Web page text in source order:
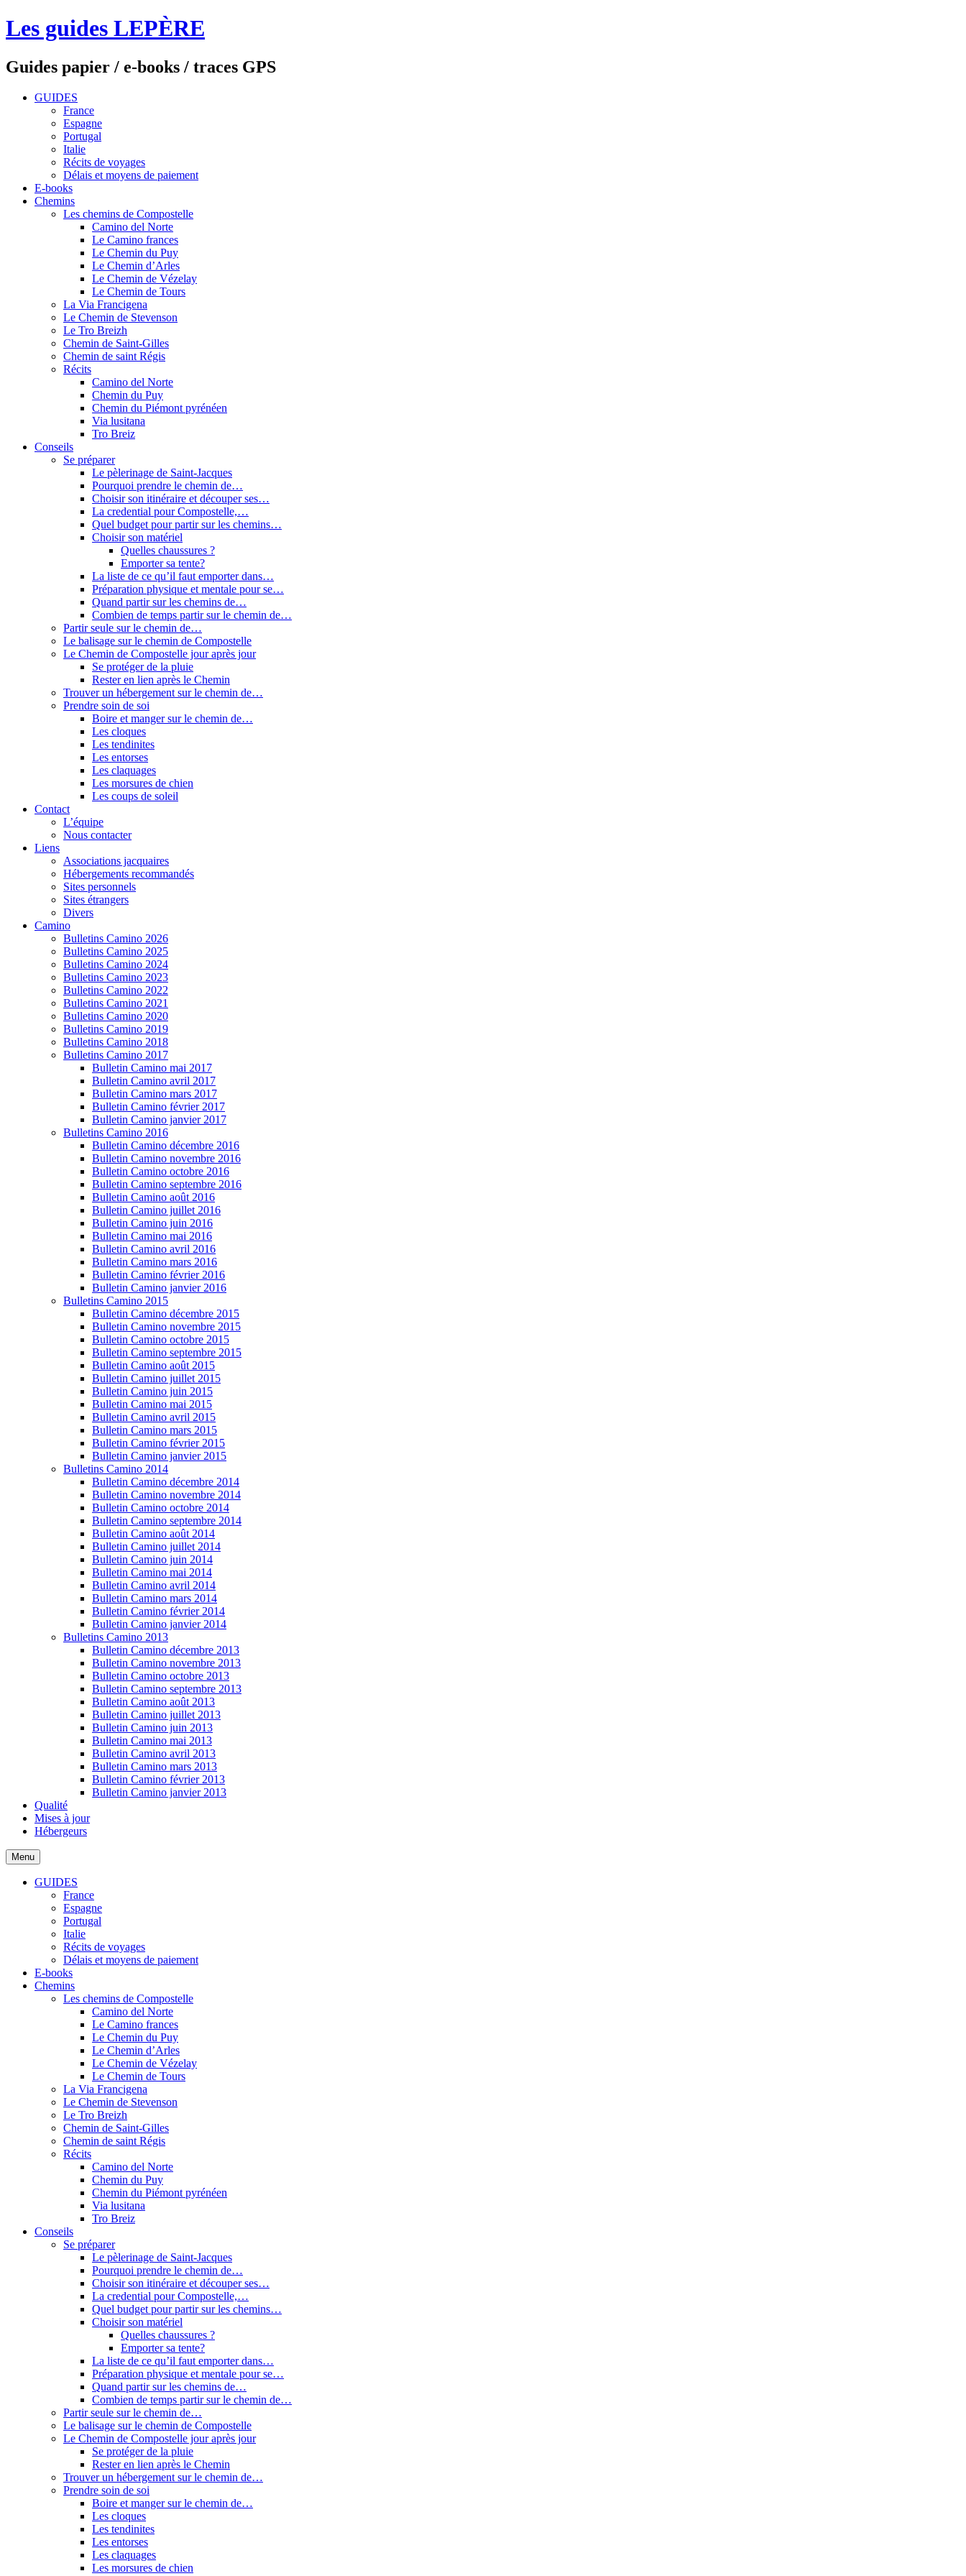
Les guides LEPÈRE
Guides papier / e-books / traces GPS
GUIDES
France
Espagne
Portugal
Italie
Récits de voyages
Délais et moyens de paiement
E-books
Chemins
Les chemins de Compostelle
Camino del Norte
Le Camino frances
Le Chemin du Puy
Le Chemin d’Arles
Le Chemin de Vézelay
Le Chemin de Tours
La Via Francigena
Le Chemin de Stevenson
Le Tro Breizh
Chemin de Saint-Gilles
Chemin de saint Régis
Récits
Camino del Norte
Chemin du Puy
Chemin du Piémont pyrénéen
Via lusitana
Tro Breiz
Conseils
Se préparer
Le pèlerinage de Saint-Jacques
Pourquoi prendre le chemin de…
Choisir son itinéraire et découper ses…
La credential pour Compostelle,…
Quel budget pour partir sur les chemins…
Choisir son matériel
Quelles chaussures ?
Emporter sa tente?
La liste de ce qu’il faut emporter dans…
Préparation physique et mentale pour se…
Quand partir sur les chemins de…
Combien de temps partir sur le chemin de…
Partir seule sur le chemin de…
Le balisage sur le chemin de Compostelle
Le Chemin de Compostelle jour après jour
Se protéger de la pluie
Rester en lien après le Chemin
Trouver un hébergement sur le chemin de…
Prendre soin de soi
Boire et manger sur le chemin de…
Les cloques
Les tendinites
Les entorses
Les claquages
Les morsures de chien
Les coups de soleil
Contact
L’équipe
Nous contacter
Liens
Associations jacquaires
Hébergements recommandés
Sites personnels
Sites étrangers
Divers
Camino
Bulletins Camino 2026
Bulletins Camino 2025
Bulletins Camino 2024
Bulletins Camino 2023
Bulletins Camino 2022
Bulletins Camino 2021
Bulletins Camino 2020
Bulletins Camino 2019
Bulletins Camino 2018
Bulletins Camino 2017
Bulletin Camino mai 2017
Bulletin Camino avril 2017
Bulletin Camino mars 2017
Bulletin Camino février 2017
Bulletin Camino janvier 2017
Bulletins Camino 2016
Bulletin Camino décembre 2016
Bulletin Camino novembre 2016
Bulletin Camino octobre 2016
Bulletin Camino septembre 2016
Bulletin Camino août 2016
Bulletin Camino juillet 2016
Bulletin Camino juin 2016
Bulletin Camino mai 2016
Bulletin Camino avril 2016
Bulletin Camino mars 2016
Bulletin Camino février 2016
Bulletin Camino janvier 2016
Bulletins Camino 2015
Bulletin Camino décembre 2015
Bulletin Camino novembre 2015
Bulletin Camino octobre 2015
Bulletin Camino septembre 2015
Bulletin Camino août 2015
Bulletin Camino juillet 2015
Bulletin Camino juin 2015
Bulletin Camino mai 2015
Bulletin Camino avril 2015
Bulletin Camino mars 2015
Bulletin Camino février 2015
Bulletin Camino janvier 2015
Bulletins Camino 2014
Bulletin Camino décembre 2014
Bulletin Camino novembre 2014
Bulletin Camino octobre 2014
Bulletin Camino septembre 2014
Bulletin Camino août 2014
Bulletin Camino juillet 2014
Bulletin Camino juin 2014
Bulletin Camino mai 2014
Bulletin Camino avril 2014
Bulletin Camino mars 2014
Bulletin Camino février 2014
Bulletin Camino janvier 2014
Bulletins Camino 2013
Bulletin Camino décembre 2013
Bulletin Camino novembre 2013
Bulletin Camino octobre 2013
Bulletin Camino septembre 2013
Bulletin Camino août 2013
Bulletin Camino juillet 2013
Bulletin Camino juin 2013
Bulletin Camino mai 2013
Bulletin Camino avril 2013
Bulletin Camino mars 2013
Bulletin Camino février 2013
Bulletin Camino janvier 2013
Qualité
Mises à jour
Hébergeurs
Menu
GUIDES
France
Espagne
Portugal
Italie
Récits de voyages
Délais et moyens de paiement
E-books
Chemins
Les chemins de Compostelle
Camino del Norte
Le Camino frances
Le Chemin du Puy
Le Chemin d’Arles
Le Chemin de Vézelay
Le Chemin de Tours
La Via Francigena
Le Chemin de Stevenson
Le Tro Breizh
Chemin de Saint-Gilles
Chemin de saint Régis
Récits
Camino del Norte
Chemin du Puy
Chemin du Piémont pyrénéen
Via lusitana
Tro Breiz
Conseils
Se préparer
Le pèlerinage de Saint-Jacques
Pourquoi prendre le chemin de…
Choisir son itinéraire et découper ses…
La credential pour Compostelle,…
Quel budget pour partir sur les chemins…
Choisir son matériel
Quelles chaussures ?
Emporter sa tente?
La liste de ce qu’il faut emporter dans…
Préparation physique et mentale pour se…
Quand partir sur les chemins de…
Combien de temps partir sur le chemin de…
Partir seule sur le chemin de…
Le balisage sur le chemin de Compostelle
Le Chemin de Compostelle jour après jour
Se protéger de la pluie
Rester en lien après le Chemin
Trouver un hébergement sur le chemin de…
Prendre soin de soi
Boire et manger sur le chemin de…
Les cloques
Les tendinites
Les entorses
Les claquages
Les morsures de chien